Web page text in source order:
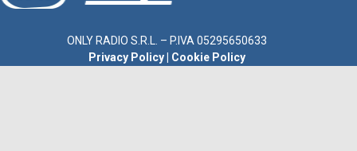
ONLY RADIO S.R.L. – P.IVA 05295650633
Privacy Policy
Cookie Policy